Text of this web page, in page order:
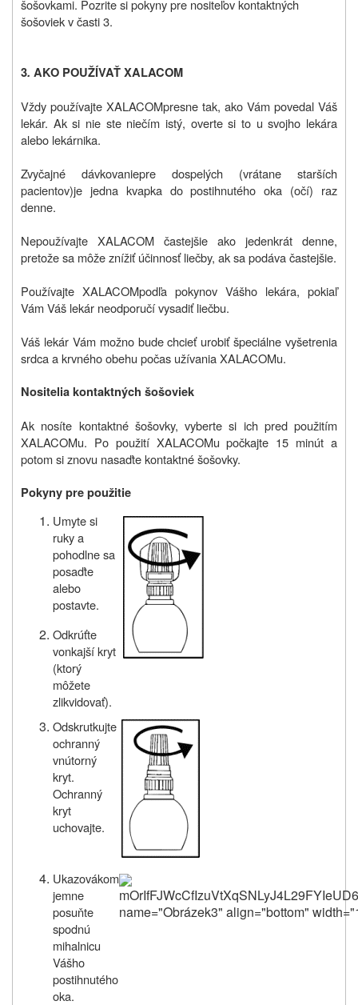
šošovkami. Pozrite si pokyny pre nositeľov kontaktných
šošoviek v časti 3.
3. AKO POUŽÍVAŤ XALACOM
Vždy používajte XALACOMpresne tak, ako Vám povedal Váš
lekár. Ak si nie ste niečím istý, overte si to u svojho lekára
alebo lekárnika.
Zvyčajné dávkovaniepre dospelých (vrátane starších
pacientov)je jedna kvapka do postihnutého oka (očí) raz
denne.
Nepoužívajte XALACOM častejšie ako jedenkrát denne,
pretože sa môže znížiť účinnosť liečby, ak sa podáva častejšie.
Používajte XALACOMpodľa pokynov Vášho lekára, pokiaľ
Vám Váš lekár neodporučí vysadiť liečbu.
Váš lekár Vám možno bude chcieť urobiť špeciálne vyšetrenia
srdca a krvného obehu počas užívania XALACOMu.
Nositelia kontaktných šošoviek
Ak nosíte kontaktné šošovky, vyberte si ich pred použitím
XALACOMu. Po použití XALACOMu počkajte 15 minút a
potom si znovu nasaďte kontaktné šošovky.
Pokyny pre použitie
Umyte si
ruky a
pohodlne sa
posaďte
alebo
postavte.
Odkrúťte
vonkajší kryt
(ktorý
môžete
zlikvidovať).
Odskrutkujte
ochranný
vnútorný
kryt.
Ochranný
kryt
uchovajte.
Ukazovákom
jemne
posuňte
spodnú
mihalnicu
Vášho
postihnutého
oka.
name="Obrázek3" align="bottom"